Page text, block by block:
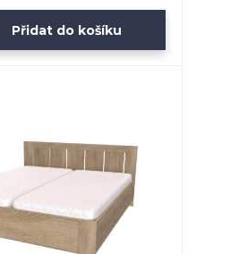
Přidat do košíku